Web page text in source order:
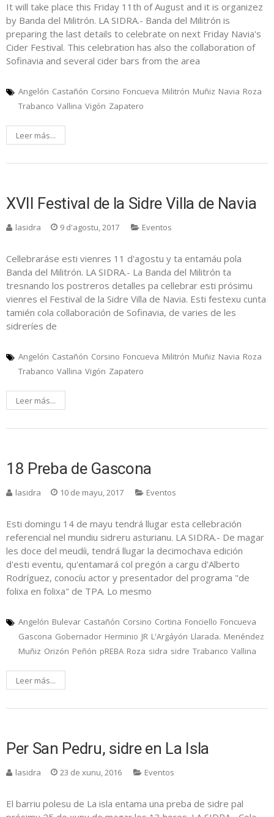
It will take place this Friday 11th of August and it is organizez
by Banda del Militrón. LA SIDRA.- Banda del Militrón is
preparing the last details to celebrate on next Friday Navia's
Cider Festival. This celebration has also the collaboration of
Sofinavia and several cider bars from the area
Angelón Castañón Corsino Foncueva Militrón Muñiz Navia Roza
Trabanco Vallina Vigón Zapatero
Leer más...
XVII Festival de la Sidre Villa de Navia
lasidra 9 d'agostu, 2017 Eventos
Cellebraráse esti vienres 11 d'agostu y ta entamáu pola
Banda del Militrón. LA SIDRA.- La Banda del Militrón ta
tresnando los postreros detalles pa cellebrar esti prósimu
vienres el Festival de la Sidre Villa de Navia. Esti festexu cunta
tamién cola collaboración de Sofinavia, de varies de les
sidreríes de
Angelón Castañón Corsino Foncueva Militrón Muñiz Navia Roza
Trabanco Vallina Vigón Zapatero
Leer más...
18 Preba de Gascona
lasidra 10 de mayu, 2017 Eventos
Esti domingu 14 de mayu tendrá llugar esta cellebración
referencial nel mundiu sidreru asturianu. LA SIDRA.- De magar
les doce del meudíi, tendrá llugar la decimochava edición
d'esti eventu, qu'entamará col pregón a cargu d'Alberto
Rodríguez, conocíu actor y presentador del programa "de
folixa en folixa" de TPA. Lo mesmo
Angelón Bulevar Castañón Corsino Cortina Fonciello Foncueva
Gascona Gobernador Herminio JR L'Argáyón Llarada. Menéndez
Muñiz Orizón Peñón pREBA Roza sidra sidre Trabanco Vallina
Leer más...
Per San Pedru, sidre en La Isla
lasidra 23 de xunu, 2016 Eventos
El barriu polesu de La isla entama una preba de sidre pal